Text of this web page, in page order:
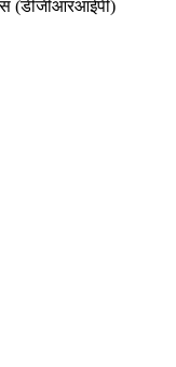
(डीजीआरआईपी)